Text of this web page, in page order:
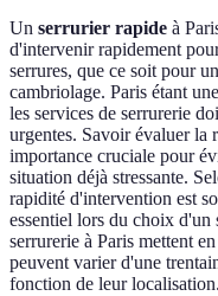
Un serrurier rapide à
d'intervenir rapidement
serrures, que ce soit pour
cambriolage. Paris étant
les services de serrurerie
urgentes. Savoir évaluer la
importance cruciale pour
situation déjà stressante.
rapidité d'intervention est
essentiel lors du choix d'un
serrurerie à Paris mettent
peuvent varier d'une
fonction de leur localisation.